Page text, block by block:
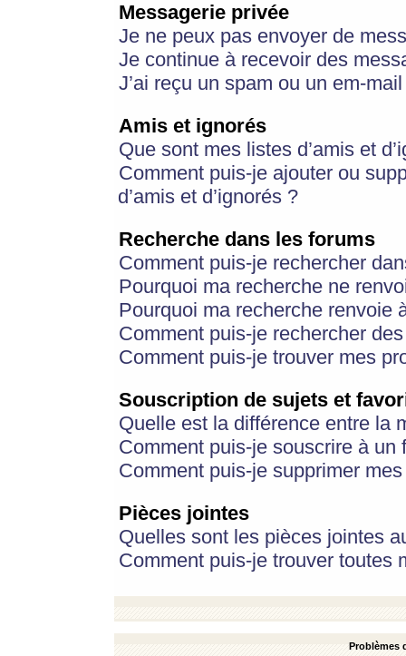
Messagerie privée
Je ne peux pas envoyer de
Je continue à recevoir des
J’ai reçu un spam ou un em-
Amis et ignorés
Que sont mes listes d’amis et
Comment puis-je ajouter ou
d’amis et d’ignorés ?
Recherche dans les forums
Comment puis-je rechercher
Pourquoi ma recherche ne
Pourquoi ma recherche renvoie
Comment puis-je rechercher
Comment puis-je trouver mes
Souscription de sujets et
Quelle est la différence entre la
Comment puis-je souscrire à
Comment puis-je supprimer
Pièces jointes
Quelles sont les pièces jointes
Comment puis-je trouver toutes
Problèmes